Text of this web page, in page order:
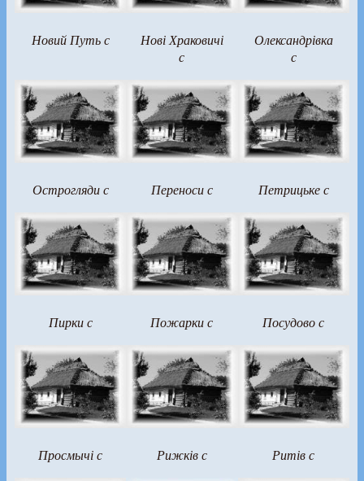
Новий Путь с
Нові Храковичі
с
Олександрівка
с
Острогляди с Переноси с Петрицьке с
Пирки с Пожарки с Посудово с
Просмычі с Рижків с Ритів с